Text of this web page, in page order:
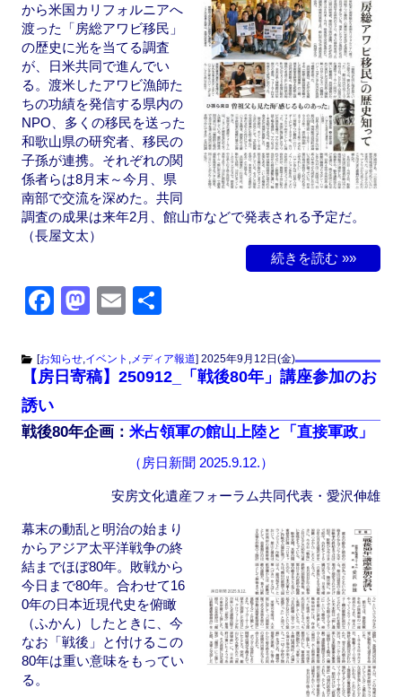
から米国カリフォルニアへ
渡った「房総アワビ移民」
の歴史に光を当てる調査
が、日米共同で進んでい
る。渡米したアワビ漁師た
ちの功績を発信する県内の
NPO、多くの移民を送った
和歌山県の研究者、移民の
子孫が連携。それぞれの関
係者らは8月末～今月、県
南部で交流を深めた。共同
調査の成果は来年2月、館山市などで発表される予定だ。
（長屋文太）
続きを読む »»
F
c
e
b
o
M
st
o
d
o
E
ail
[お知らせ,イベント ,メディア報道] 2025年9月12日(金)
【房日寄稿】250912_「戦後80年」講座参加のお
誘い
戦後80年企画： 米占領軍の館山上陸と「直接軍政」
（房日新聞 2025.9.12.）
安房文化遺産フォーラム共同代表・愛沢伸雄
幕末の動乱と明治の始まり
からアジア太平洋戦争の終
結までほぼ80年。敗戦から
今日まで80年。合わせて16
0年の日本近現代史を俯瞰
（ふかん）したときに、今
なお「戦後」と付けるこの
80年は重い意味をもってい
る。